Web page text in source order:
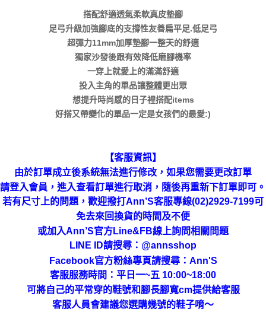
搭配舒適透氣柔軟真皮墊腳
足弓升級加強腳底的支撐性友善扁平足.低足弓
超彈力11mm加厚墊腳一整天的舒適
獨家沙發後跟有效降低磨腳機率
一穿上就愛上的滿滿舒適
投入主角的單品讓整體更出眾
想提升時尚感的日子裡搭配items
好搭又帶變化的單品一定是女孩們的最愛:)
【客服資訊】
由於訂單成立後系統無法進行修改，如果您需要更改訂單
請登入會員，進入查看訂單進行取消，隨後再重新下訂單即可。
若有尺寸上的問題，歡迎撥打Ann’S客服專線(02)2929-7199可
免去來回換貨的時間及不便
或加入Ann’S官方Line&FB線上詢問相關問題
LINE ID請搜尋 ： @annsshop
Facebook官方粉絲專頁請搜尋：Ann'S
客服服務時間：平日一~五 10:00~18:00
可將自己的平常穿的鞋號和腳長腳寬cm提供給客服
客服人員會建議您選購幾號的鞋子唷～